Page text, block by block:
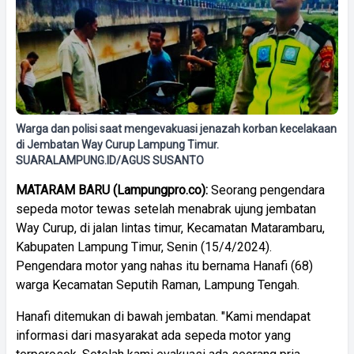
Warga dan polisi saat mengevakuasi jenazah korban kecelakaan
di Jembatan Way Curup Lampung Timur.
SUARALAMPUNG.ID/AGUS SUSANTO
MATARAM BARU (Lampungpro.co): Seorang pengendara
sepeda motor tewas setelah menabrak ujung jembatan
Way Curup, di jalan lintas timur, Kecamatan Matarambaru,
Kabupaten Lampung Timur, Senin (15/4/2024).
Pengendara motor yang nahas itu bernama Hanafi (68)
warga Kecamatan Seputih Raman, Lampung Tengah.
Hanafi ditemukan di bawah jembatan. "Kami mendapat
informasi dari masyarakat ada sepeda motor yang